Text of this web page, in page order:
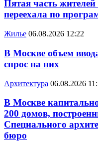
Пятая часть
переехала по
Жилье 06.08.2026 12:22
В Москве объем
спрос на них
Архитектура 06.08.2026
В Москве
200 домов,
Специального
бюро